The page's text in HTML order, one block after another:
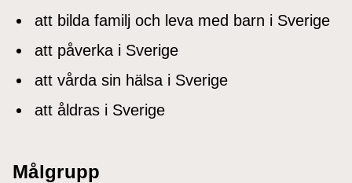
att bilda familj och leva med barn i Sverige
att påverka i Sverige
att vårda sin hälsa i Sverige
att åldras i Sverige
Målgrupp